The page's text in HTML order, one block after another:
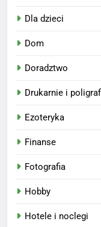
Dla dzieci
Dom
Doradztwo
Drukarnie i
Ezoteryka
Finanse
Fotografia
Hobby
Hotele i noclegi